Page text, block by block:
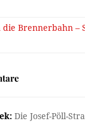
Brennerbahn –
Die Josef-Pöll-